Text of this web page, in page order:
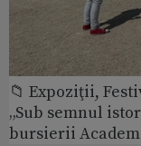
📁 Expoziţii,
„Sub semnul
bursierii